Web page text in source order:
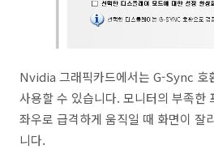
Nvidia 그래픽카드에서는 G-Sync 호
사용할 수 있습니다. 모니터의 부족한
좌우로 급격하게 움직일 때 화면이 잘
니다.